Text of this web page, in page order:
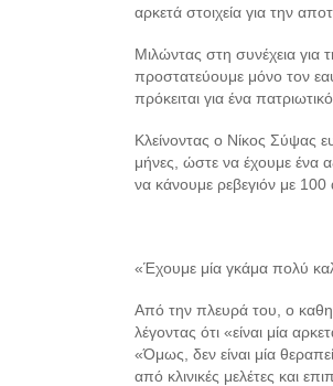
αρκετά στοιχεία για την
Μιλώντας στη συνέχεια για
προστατεύουμε μόνο τον
πρόκειται για ένα
Κλείνοντας ο Νίκος Σύψας
μήνες, ώστε να έχουμε ένα
να κάνουμε ρεβεγιόν με 100
«Έχουμε μία γκάμα πολύ
Από την πλευρά του, ο
λέγοντας ότι «είναι μία
«Όμως, δεν είναι μία
από κλινικές μελέτες και